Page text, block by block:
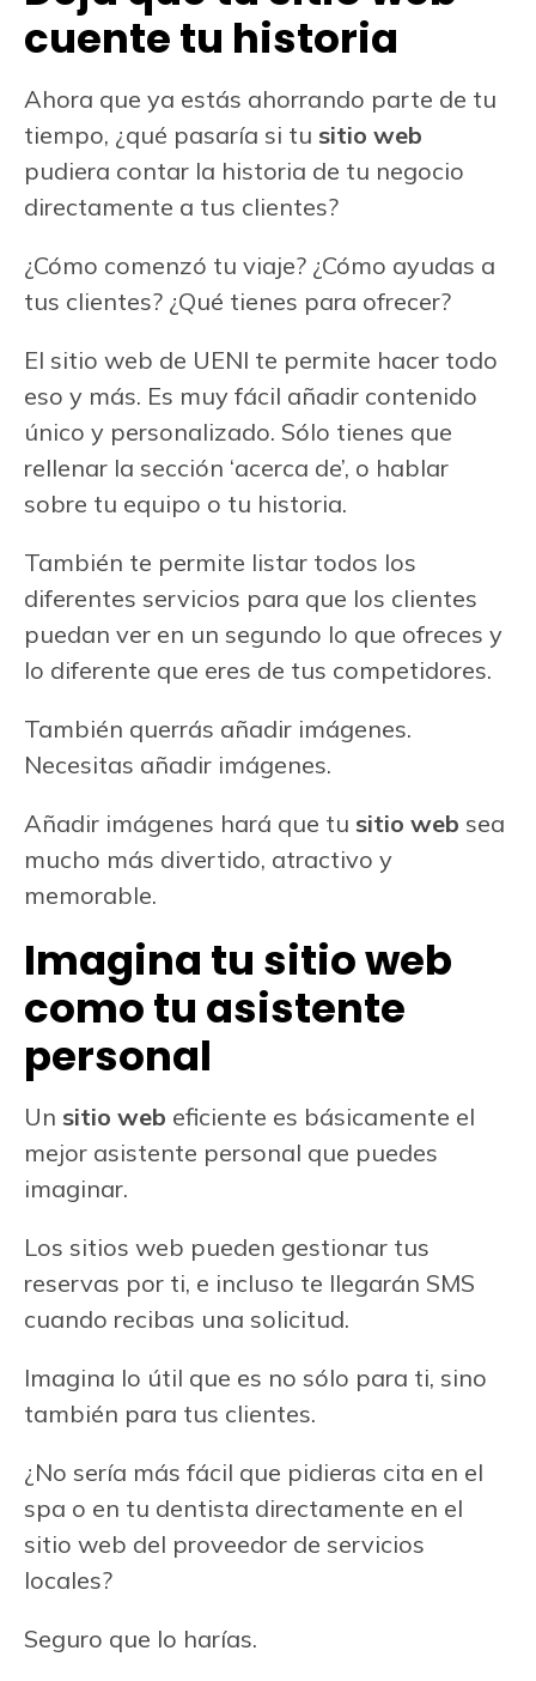
cuente tu historia
Ahora que ya estás ahorrando parte de tu
tiempo, ¿qué pasaría si tu sitio web
pudiera contar la historia de tu negocio
directamente a tus clientes?
¿Cómo comenzó tu viaje? ¿Cómo ayudas a
tus clientes? ¿Qué tienes para ofrecer?
El sitio web de UENI te permite hacer todo
eso y más. Es muy fácil añadir contenido
único y personalizado. Sólo tienes que
rellenar la sección ‘acerca de’, o hablar
sobre tu equipo o tu historia.
También te permite listar todos los
diferentes servicios para que los clientes
puedan ver en un segundo lo que ofreces y
lo diferente que eres de tus competidores.
También querrás añadir imágenes.
Necesitas añadir imágenes.
Añadir imágenes hará que tu sitio web sea
mucho más divertido, atractivo y
memorable.
Imagina tu sitio web
como tu asistente
personal
Un sitio web eficiente es básicamente el
mejor asistente personal que puedes
imaginar.
Los sitios web pueden gestionar tus
reservas por ti, e incluso te llegarán SMS
cuando recibas una solicitud.
Imagina lo útil que es no sólo para ti, sino
también para tus clientes.
¿No sería más fácil que pidieras cita en el
spa o en tu dentista directamente en el
sitio web del proveedor de servicios
locales?
Seguro que lo harías.